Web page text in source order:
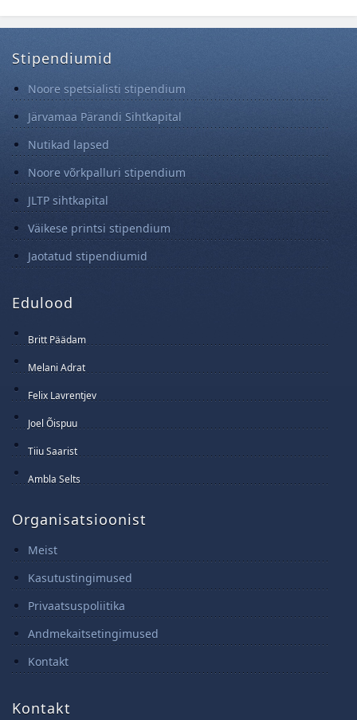
Stipendiumid
Noore spetsialisti stipendium
Järvamaa Pärandi Sihtkapital
Nutikad lapsed
Noore võrkpalluri stipendium
JLTP sihtkapital
Väikese printsi stipendium
Jaotatud stipendiumid
Edulood
Britt Päädam
15 Juuni 2025
Melani Adrat
14 Juuni 2025
Felix Lavrentjev
13 Juuni 2025
Joel Õispuu
12 Juuni 2025
Tiiu Saarist
11 Juuni 2025
Ambla Selts
Organisatsioonist
Meist
Kasutustingimused
Privaatsuspoliitika
Andmekaitsetingimused
Kontakt
Kontakt